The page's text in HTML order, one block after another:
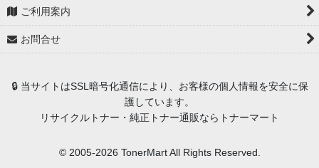
ご利用案内
お問合せ
🔒 当サイトはSSL暗号化通信により、お客様の個人情報を安全に保
護しています。
リサイクルトナー・純正トナー通販ならトナーマート
© 2005-2026 TonerMart All Rights Reserved.